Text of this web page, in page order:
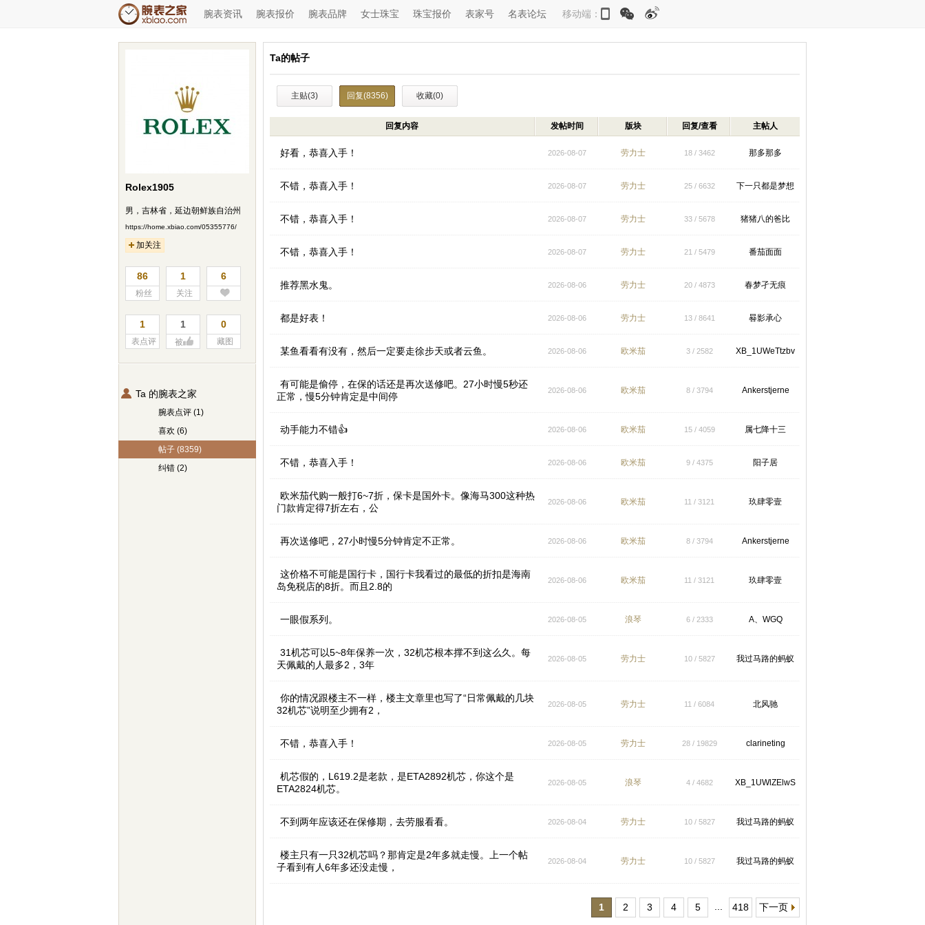
腕表资讯 腕表报价 腕表品牌 女士珠宝 珠宝报价 表家号 名表论坛 移动端：
Rolex1905
男，吉林省，延边朝鲜族自治州
https://home.xbiao.com/05355776/
加关注
86
粉丝
1
关注
6
1
表点评
1
被
0
藏图
Ta 的腕表之家
腕表点评 (1)
喜欢 (6)
帖子 (8359)
纠错 (2)
Ta的帖子
主贴(3) 回复(8356) 收藏(0)
回复内容 发帖时间 版块 回复/查看 主帖人
好看，恭喜入手！ 2026-08-07 劳力士 18 / 3462 那多那多
不错，恭喜入手！ 2026-08-07 劳力士 25 / 6632 下一只都是梦想
不错，恭喜入手！ 2026-08-07 劳力士 33 / 5678 猪猪八的爸比
不错，恭喜入手！ 2026-08-07 劳力士 21 / 5479 番茄面面
推荐黑水鬼。 2026-08-06 劳力士 20 / 4873 春梦孑无痕
都是好表！ 2026-08-06 劳力士 13 / 8641 晷影承心
某鱼看看有没有，然后一定要走徐步天或者云鱼。 2026-08-06 欧米茄 3 / 2582 XB_1UWeTtzbv
有可能是偷停，在保的话还是再次送修吧。27小时慢5秒还
正常，慢5分钟肯定是中间停
2026-08-06 欧米茄 8 / 3794 Ankerstjerne
动手能力不错👍 2026-08-06 欧米茄 15 / 4059 属七降十三
不错，恭喜入手！ 2026-08-06 欧米茄 9 / 4375 阳子居
欧米茄代购一般打6~7折，保卡是国外卡。像海马300这种热
门款肯定得7折左右，公
2026-08-06 欧米茄 11 / 3121 玖肆零壹
再次送修吧，27小时慢5分钟肯定不正常。 2026-08-06 欧米茄 8 / 3794 Ankerstjerne
这价格不可能是国行卡，国行卡我看过的最低的折扣是海南
岛免税店的8折。而且2.8的
2026-08-06 欧米茄 11 / 3121 玖肆零壹
一眼假系列。 2026-08-05 浪琴 6 / 2333 A、WGQ
31机芯可以5~8年保养一次，32机芯根本撑不到这么久。每
天佩戴的人最多2，3年
2026-08-05 劳力士 10 / 5827 我过马路的蚂蚁
你的情况跟楼主不一样，楼主文章里也写了“日常佩戴的几块
32机芯”说明至少拥有2，
2026-08-05 劳力士 11 / 6084 北风驰
不错，恭喜入手！ 2026-08-05 劳力士 28 / 19829 clarineting
机芯假的，L619.2是老款，是ETA2892机芯，你这个是
ETA2824机芯。
2026-08-05 浪琴 4 / 4682 XB_1UWlZElwS
不到两年应该还在保修期，去劳服看看。 2026-08-04 劳力士 10 / 5827 我过马路的蚂蚁
楼主只有一只32机芯吗？那肯定是2年多就走慢。上一个帖
子看到有人6年多还没走慢，
2026-08-04 劳力士 10 / 5827 我过马路的蚂蚁
1 2 3 4 5 418 下一页